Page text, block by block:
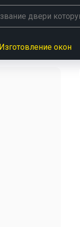
Изготовление окон